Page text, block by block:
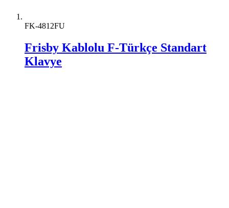
FK-4812FU
Frisby Kablolu F-Türkçe Standart
Klavye